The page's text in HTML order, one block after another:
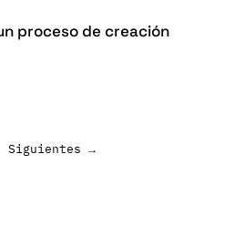
proceso de creación
Siguientes →